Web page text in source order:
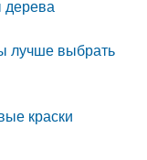
дерева
лучше выбрать
краски